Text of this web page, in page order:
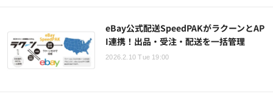
eBay公式配送SpeedPAKがラクーンとAP
I連携！出品・受注・配送を一括管理
2026.2.10 Tue 19:00